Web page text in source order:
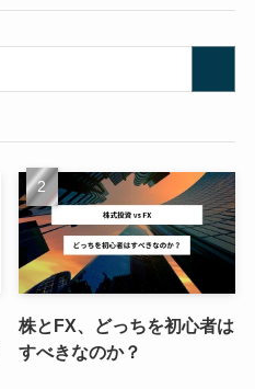
株とFX、どっちを初心者は
すべきなのか？